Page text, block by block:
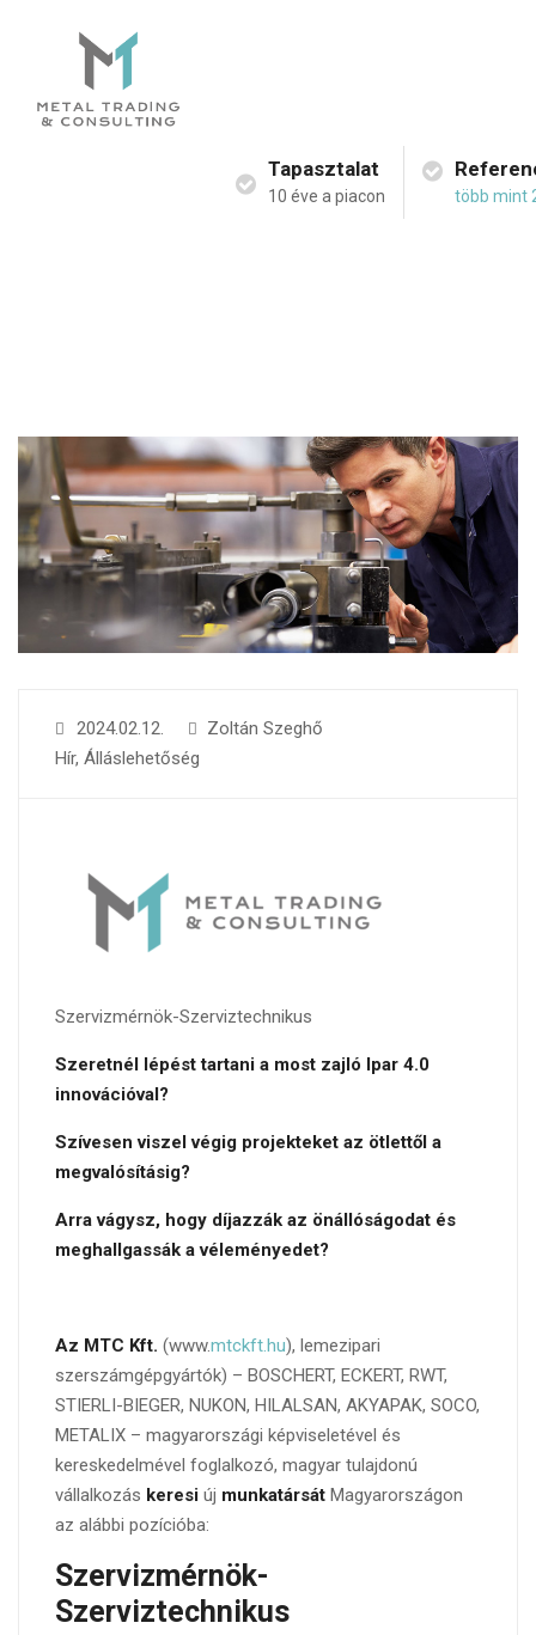
Tapasztalat
10 éve a piacon több mint
2024.02.12.
Zoltán Szeghő
Hír, Álláslehetőség
Szervizmérnök-Szerviztechnikus
Szeretnél lépést tartani a most zajló Ipar 4.0
innovációval?
Szívesen viszel végig projekteket az ötlettől a
megvalósításig?
Arra vágysz, hogy díjazzák az önállóságodat és
meghallgassák a véleményedet?
Az MTC Kft. (www.mtckft.hu), lemezipari
szerszámgépgyártók) – BOSCHERT, ECKERT, RWT,
STIERLI-BIEGER, NUKON, HILALSAN, AKYAPAK, SOCO,
METALIX – magyarországi képviseletével és
kereskedelmével foglalkozó, magyar tulajdonú
vállalkozás keresi új munkatársát Magyarországon
az alábbi pozícióba:
Szervizmérnök-
Szerviztechnikus